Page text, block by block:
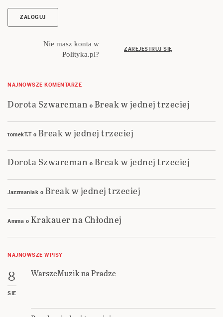
Nie masz konta w
Polityka.pl?
ZAREJESTRUJ SIĘ
NAJNOWSZE KOMENTARZE
Dorota Szwarcman o Break w jednej trzeciej
tomekT.To Break w jednej trzeciej
Dorota Szwarcman o Break w jednej trzeciej
Jazzmaniak o Break w jednej trzeciej
Amma o Krakauer na Chłodnej
NAJNOWSZE WPISY
8
SIE
WarszeMuzik na Pradze